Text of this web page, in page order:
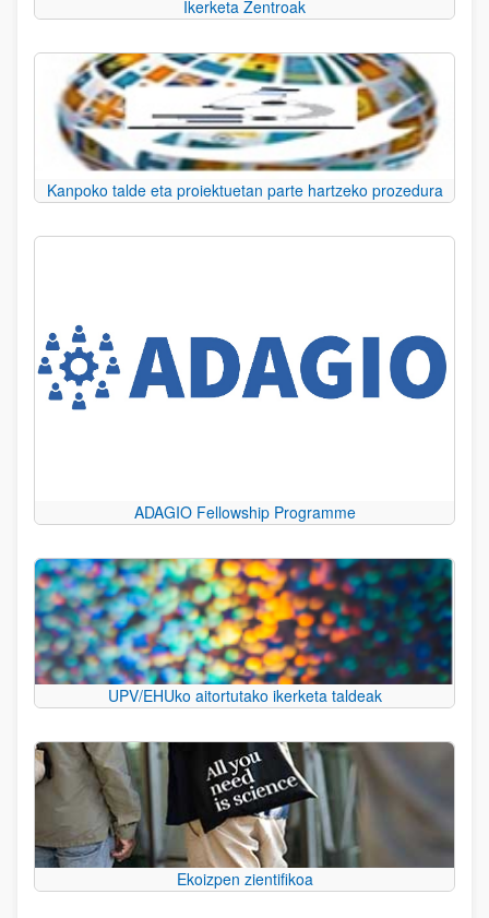
Ikerketa Zentroak
Kanpoko talde eta proiektuetan parte hartzeko prozedura
ADAGIO Fellowship Programme
UPV/EHUko aitortutako ikerketa taldeak
Ekoizpen zientifikoa